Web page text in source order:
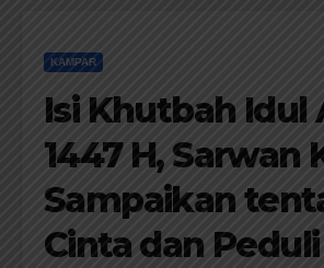
KAMPAR
Isi Khutbah Idul
1447 H, Sarwan
Sampaikan
Cinta dan